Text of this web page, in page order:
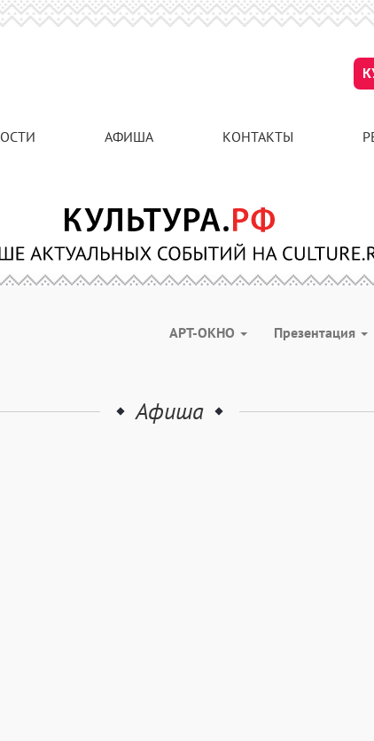
АФИША КОНТАКТЫ
АРТ-ОКНО Презентация
Афиша